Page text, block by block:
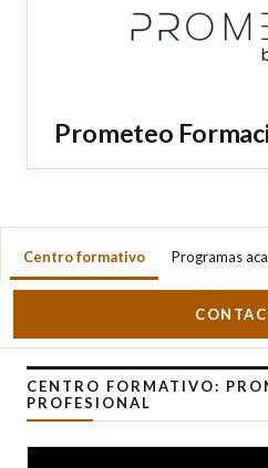
Prometeo
Centro formativo Programas
CENTRO FORMATIVO:
PROFESIONAL